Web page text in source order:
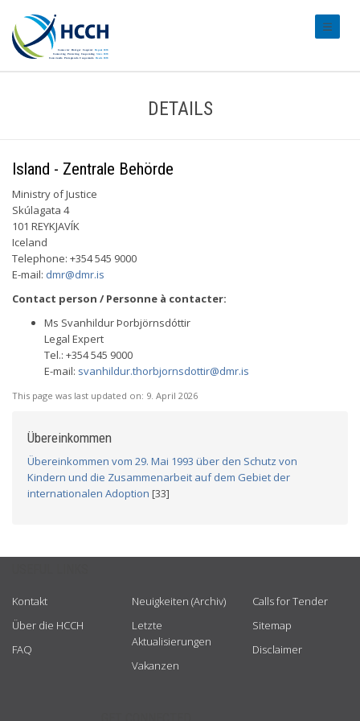
DETAILS
Island - Zentrale Behörde
Ministry of Justice
Skúlagata 4
101 REYKJAVÍK
Iceland
Telephone: +354 545 9000
E-mail: dmr@dmr.is
Contact person / Personne à contacter:
Ms Svanhildur Þorbjörnsdóttir
Legal Expert
Tel.: +354 545 9000
E-mail: svanhildur.thorbjornsdottir@dmr.is
This page was last updated on: 9. April 2026
Übereinkommen
Übereinkommen vom 29. Mai 1993 über den Schutz von
Kindern und die Zusammenarbeit auf dem Gebiet der
internationalen Adoption [33]
Kontakt
Über die HCCH
FAQ
Neuigkeiten (Archiv)
Letzte
Aktualisierungen
Vakanzen
Calls for Tender
Sitemap
Disclaimer